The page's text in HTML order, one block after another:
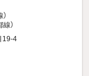
）
19-4